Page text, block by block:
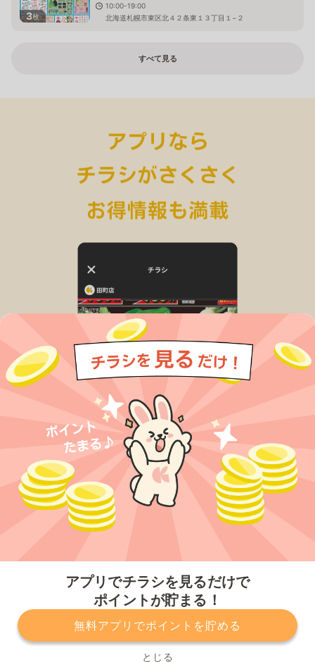
アプリでチラシを見るだけで
ポイントが貯まる！
無料アプリでポイントを貯める
とじる
3枚
10:00-19:00
北海道札幌市東区北４２条東１３丁目１−２
すべて見る
プライバシーポリシー 利用規約
運営会社
サービスに関してのお問い合わせ